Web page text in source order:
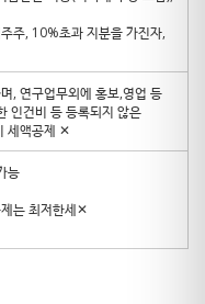
주, 10%초과 지분을 가진자,
, 연구업무외에 홍보,영업 등
인건비 등 등록되지 않은
세액공제 ✕
능
는 최저한세✕